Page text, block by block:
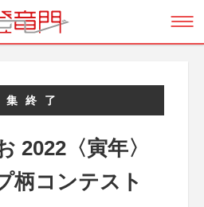
集終了
2022〈寅年〉
柄コンテスト